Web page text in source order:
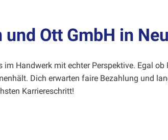
Ott GmbH in
Handw­erk mit echter Per­spek­tive. Egal
Dich erwarten faire Bezahlung und
Kar­ri­ereschritt!